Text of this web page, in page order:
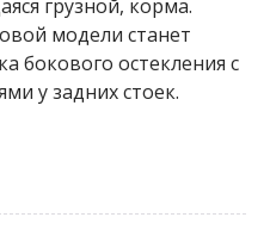
грузной, корма.
модели станет
бокового остекления с
у задних стоек.